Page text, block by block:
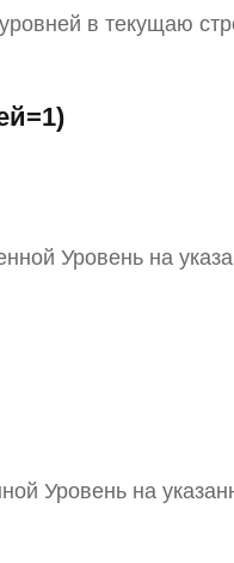
в текущаю
Уровень на
Уровень на